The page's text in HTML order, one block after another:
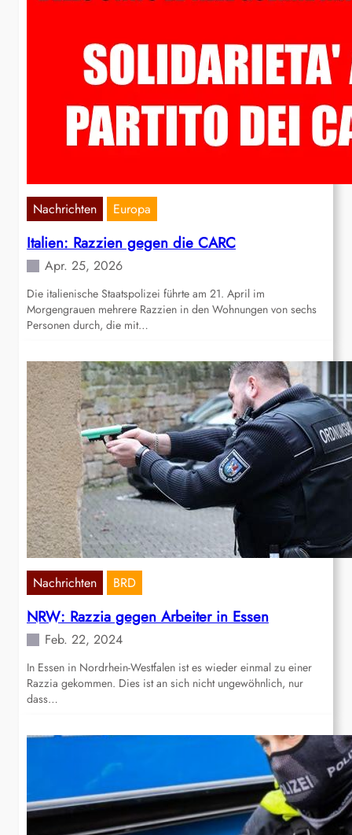
Nachrichten Europa
Italien: Razzien gegen die CARC
Apr. 25, 2026
Die italienische Staatspolizei führte am 21. April im
Morgengrauen mehrere Razzien in den Wohnungen von sechs
Personen durch, die mit…
Nachrichten BRD
NRW: Razzia gegen Arbeiter in Essen
Feb. 22, 2024
In Essen in Nordrhein-Westfalen ist es wieder einmal zu einer
Razzia gekommen. Dies ist an sich nicht ungewöhnlich, nur
dass…